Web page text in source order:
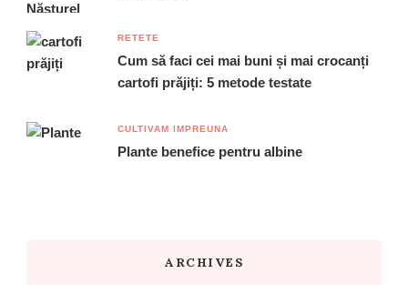
RETETE
Cum să faci cei mai buni și mai crocanți
cartofi prăjiți: 5 metode testate
CULTIVAM IMPREUNA
Plante benefice pentru albine
ARCHIVES